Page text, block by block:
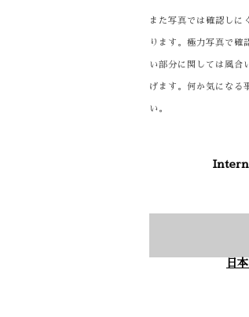
また写真では確認しに
ります。極力写真で確
い部分に関しては風合
げます。何か気になる
い。
日